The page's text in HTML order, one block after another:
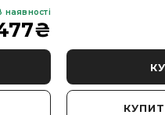
наявності
₴